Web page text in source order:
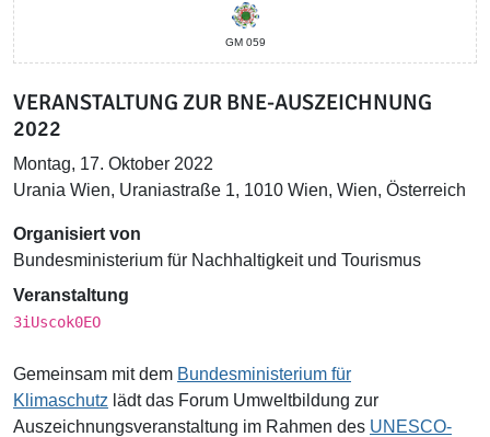
GM 059
VERANSTALTUNG ZUR BNE-AUSZEICHNUNG
2022
Montag, 17. Oktober 2022
Urania Wien, Uraniastraße 1, 1010 Wien, Wien, Österreich
Organisiert von
Bundesministerium für Nachhaltigkeit und Tourismus
Veranstaltung
3iUscok0EO
Gemeinsam mit dem Bundesministerium für
Klimaschutz lädt das Forum Umweltbildung zur
Auszeichnungsveranstaltung im Rahmen des UNESCO-